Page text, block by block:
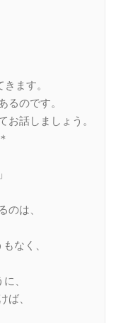
ます。
るのです。
お話しましょう。
のは、
なく、
、
ば、